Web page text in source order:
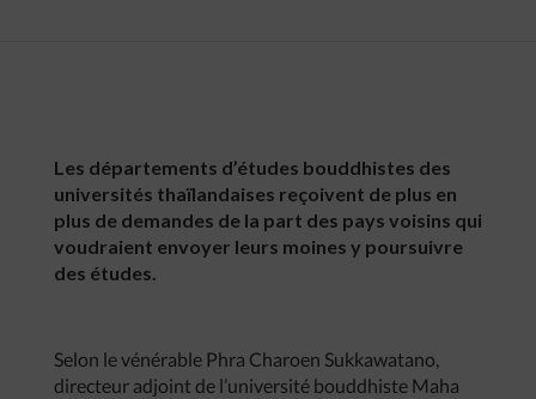
Les départements d’études bouddhistes des
universités thaïlandaises reçoivent de plus en
plus de demandes de la part des pays voisins qui
voudraient envoyer leurs moines y poursuivre
des études.
Selon le vénérable Phra Charoen Sukkawatano,
directeur adjoint de l’université bouddhiste Maha